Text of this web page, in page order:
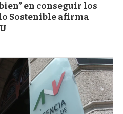
en conseguir los
Sostenible afirma